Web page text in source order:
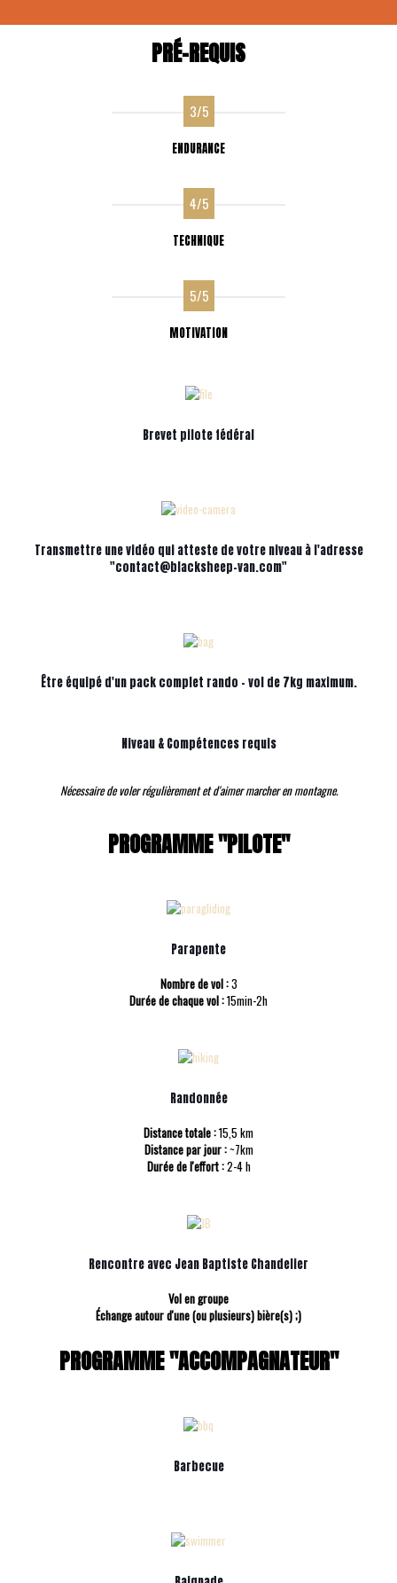
PRÉ-REQUIS
3/5
ENDURANCE
4/5
TECHNIQUE
5/5
MOTIVATION
Brevet pilote fédéral
Transmettre une vidéo qui atteste de votre niveau à l'adresse
"contact@blacksheep-van.com"
Être équipé d'un pack complet rando - vol de 7kg maximum.
Niveau & Compétences requis
Nécessaire de voler régulièrement et d'aimer marcher en montagne.
PROGRAMME "PILOTE"
Parapente
Nombre de vol :3
Durée de chaque vol :15min-2h
Randonnée
Distance totale :15,5 km
Distance par jour :~7km
Durée de l'effort :2-4 h
Rencontre avec Jean Baptiste Chandelier
Vol en groupe
Échange autour d'une (ou plusieurs) bière(s) ;)
PROGRAMME "ACCOMPAGNATEUR"
Barbecue